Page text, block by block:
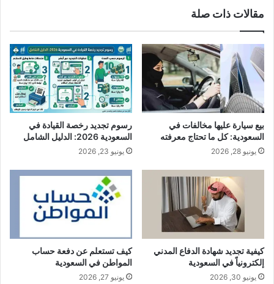
مقالات ذات صلة
بيع سيارة عليها مخالفات في
السعودية: كل ما تحتاج معرفته
يونيو 28, 2026
رسوم تجديد رخصة القيادة في
السعودية 2026: الدليل الشامل
يونيو 23, 2026
كيفية تجديد شهادة الدفاع المدني
إلكترونياً في السعودية
يونيو 30, 2026
كيف تستعلم عن دفعة حساب
المواطن في السعودية
يونيو 27, 2026